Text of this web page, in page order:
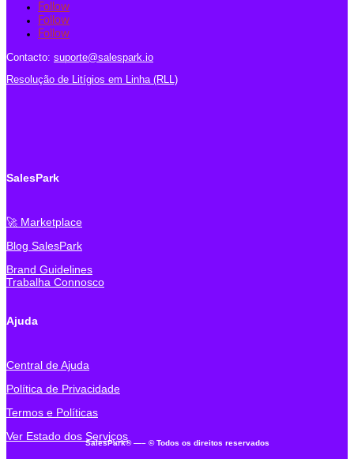
Follow
Follow
Follow
Contacto: suporte@salespark.io
Resolução de Litígios em Linha (RLL)
SalesPark
🚀 Marketplace
Blog SalesPark
Brand Guidelines
Trabalha Connosco
Ajuda
Central de Ajuda
Política de Privacidade
Termos e Políticas
Ver Estado dos Serviços
SalesPark® —– © Todos os direitos reservados